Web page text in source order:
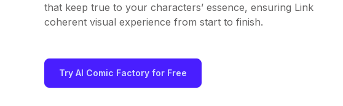
that keep true to your characters’ essence, ensuring Link
coherent visual experience from start to finish.
Try AI Comic Factory for Free